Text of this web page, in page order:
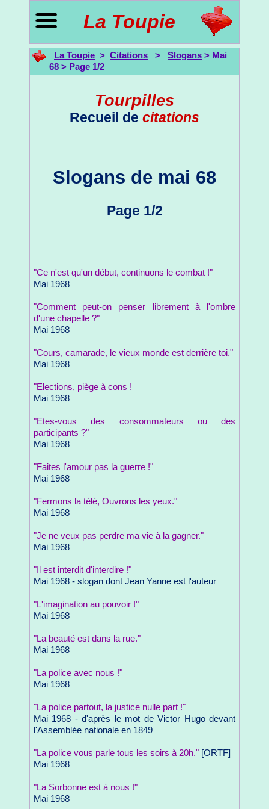
La Toupie
La Toupie > Citations > Slogans > Mai
68 > Page 1/2
Tourpilles
Recueil de citations
Slogans de mai 68
Page 1/2
"Ce n'est qu'un début, continuons le combat !"
Mai 1968
"Comment peut-on penser librement à l'ombre
d'une chapelle ?"
Mai 1968
"Cours, camarade, le vieux monde est derrière toi."
Mai 1968
"Elections, piège à cons !
Mai 1968
"Etes-vous des consommateurs ou des
participants ?"
Mai 1968
"Faites l'amour pas la guerre !"
Mai 1968
"Fermons la télé, Ouvrons les yeux."
Mai 1968
"Je ne veux pas perdre ma vie à la gagner."
Mai 1968
"Il est interdit d'interdire !"
Mai 1968 - slogan dont Jean Yanne est l'auteur
"L'imagination au pouvoir !"
Mai 1968
"La beauté est dans la rue."
Mai 1968
"La police avec nous !"
Mai 1968
"La police partout, la justice nulle part !"
Mai 1968 - d'après le mot de Victor Hugo devant
l'Assemblée nationale en 1849
"La police vous parle tous les soirs à 20h." [ORTF]
Mai 1968
"La Sorbonne est à nous !"
Mai 1968